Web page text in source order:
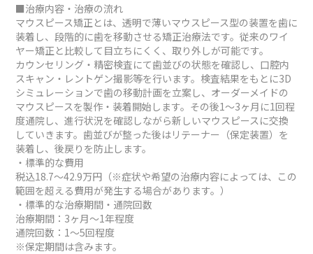
■治療内容・治療の流れ
マウスピース矯正とは、透明で薄いマウスピース型の装置を歯に
装着し、段階的に歯を移動させる矯正治療法です。従来のワイ
ヤー矯正と比較して目立ちにくく、取り外しが可能です。
カウンセリング・精密検査にて歯並びの状態を確認し、口腔内
スキャン・レントゲン撮影等を行います。検査結果をもとに3D
シミュレーションで歯の移動計画を立案し、オーダーメイドの
マウスピースを製作・装着開始します。その後1～3ヶ月に1回程
度通院し、進行状況を確認しながら新しいマウスピースに交換
していきます。歯並びが整った後はリテーナー（保定装置）を
装着し、後戻りを防止します。
・標準的な費用
税込18.7～42.9万円（※症状や希望の治療内容によっては、この
範囲を超える費用が発生する場合があります。）
・標準的な治療期間・通院回数
治療期間：3ヶ月～1年程度
通院回数：1～5回程度
※保定期間は含みます。